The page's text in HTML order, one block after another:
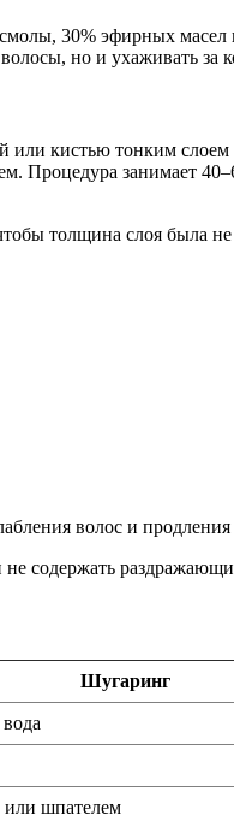
30% эфирных масел
но и ухаживать за
или кистью тонким
Процедура занимает
толщина слоя была
волос и
содержать
Шугаринг
или шпателем